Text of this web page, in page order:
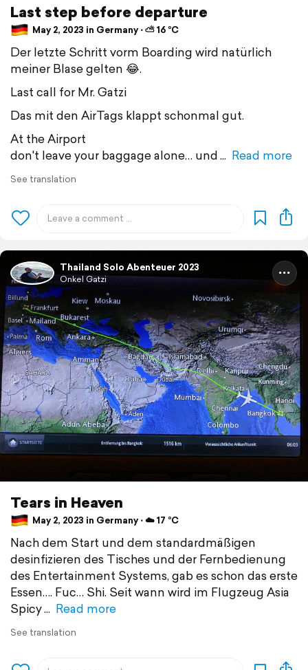
Last step before departure
May 2, 2023 in Germany ⋅ ⛅ 16 °C
Der letzte Schritt vorm Boarding wird natürlich
meiner Blase gelten 😂.
Last call for Mr. Gatzi
Das mit den AirTags klappt schonmal gut.
At the Airport
don't leave your baggage alone… und
Read more
See translation
Thailand Solo Abenteuer 2023
Onkel Gatzi
Tears in Heaven
May 2, 2023 in Germany ⋅ ☁️ 17 °C
Nach dem Start und dem standardmäßigen
desinfizieren des Tisches und der Fernbedienung
des Entertainment Systems, gab es schon das erste
Essen…. Fuc… Shi. Seit wann wird im Flugzeug Asia
Spicy
Read more
See translation